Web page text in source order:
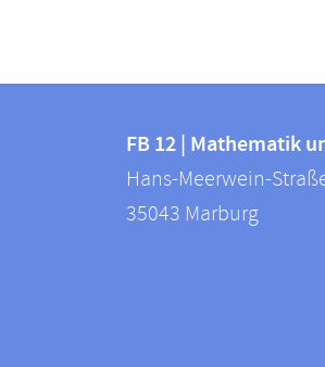
Informationen
FB
12
FB 12 | Mathematik
Hans-Meerwein-
35043 Marburg